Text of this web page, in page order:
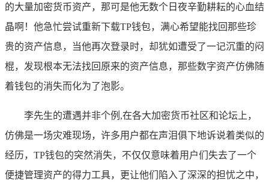
的大量加密货币资产，那可是他无数个日夜辛勤耕耘的心血结
晶啊！他急忙尝试重新下载TP钱包，满心希望能找回那些珍
贵的资产信息，当他再次登录时，却犹如遭受了一记沉重的闷
棍，发现根本无法找回原来的资产信息，那些数字资产仿佛随
着钱包的消失而化为了泡影。
李先生的遭遇并非个例,在各大加密货币社区和论坛上，
仿佛是一场灾难现场，许多用户都在声泪俱下地诉说着类似的
经历，TP钱包的突然消失，不仅仅意味着用户们失去了一个
便捷管理资产的得力工具，更让他们陷入了深深的担忧之中，